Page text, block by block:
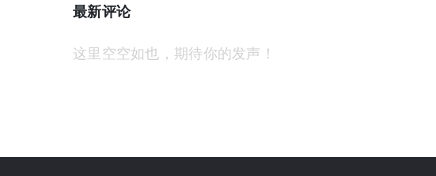
最新评论
这里空空如也，期待你的发声！